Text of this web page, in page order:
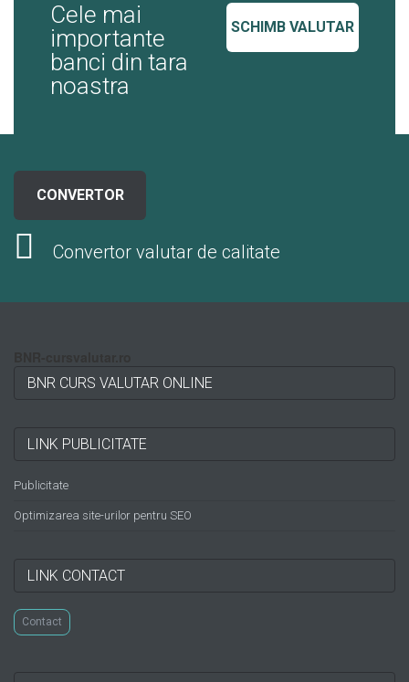
SCHIMB VALUTAR
Cele mai
importante
banci din tara
noastra
CONVERTOR
Convertor valutar de calitate
BNR CURS VALUTAR ONLINE
LINK PUBLICITATE
Publicitate
Optimizarea site-urilor pentru SEO
LINK CONTACT
Contact